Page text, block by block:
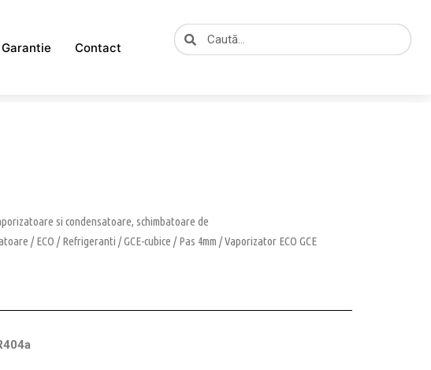
Garantie Contact
CautăCaută
si condensatoare, schimbatoare de
/ECO /Refrigeranti /GCE-cubice /Pas 4mm / Vaporizator ECO GCE